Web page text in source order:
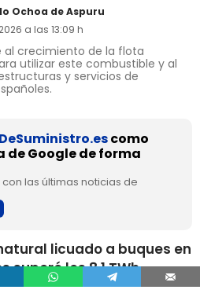
Ochoa de Aspuru
a las 13:09 h
al crecimiento de la flota
utilizar este combustible y al
y servicios de
como
de Google de forma
las últimas noticias de
licuado a buques en
superó los 8,1 TWh
que multiplica por